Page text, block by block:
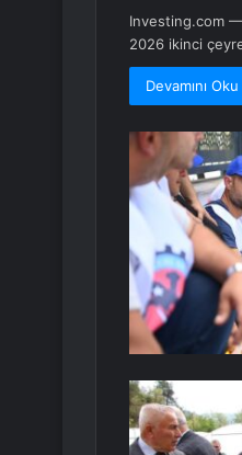
Investing.com
2026 ikinci
Devamını Oku